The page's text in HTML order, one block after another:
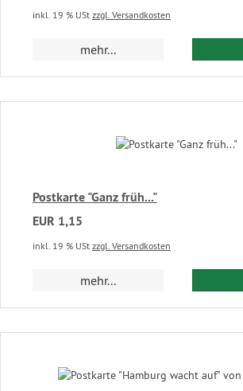
inkl. 19 % USt zzgl. Versandkosten
mehr...
Postkarte "Ganz früh..."
EUR 1,15
inkl. 19 % USt zzgl. Versandkosten
mehr...